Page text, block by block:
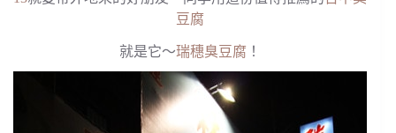
豆腐
就是它～瑞穗臭豆腐 ！